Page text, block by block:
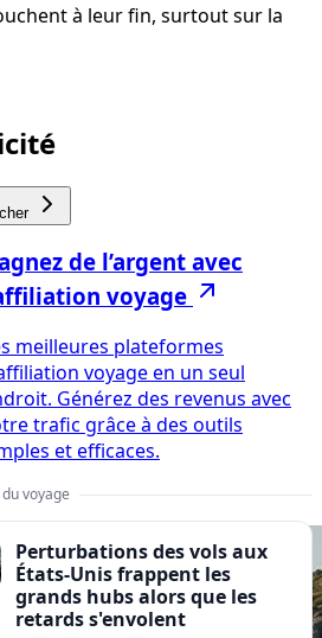
à leur fin, surtout sur la
de l’argent avec
voyage
meilleures plateformes
voyage en un seul
Générez des revenus avec
trafic grâce à des outils
et efficaces.
voyage
Perturbations des vols aux
États-Unis frappent les
grands hubs alors que les
retards s'envolent